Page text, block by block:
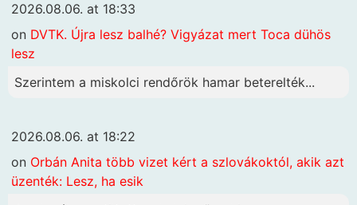
2026.08.06. at 18:33
on DVTK. Újra lesz balhé? Vigyázat mert Toca dühös
lesz
Szerintem a miskolci rendőrök hamar beterelték...
2026.08.06. at 18:22
on Orbán Anita több vizet kért a szlovákoktól, akik azt
üzenték: Lesz, ha esik